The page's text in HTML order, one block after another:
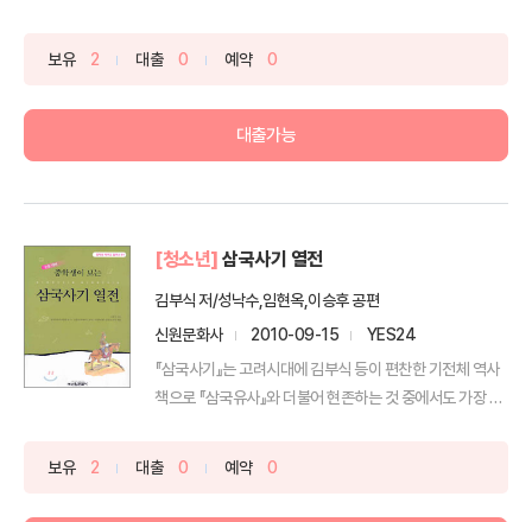
보유 2 대출 0 예약 0
대출가능
[청소년] 삼국사기 열전
김부식 저/성낙수,임현옥,이승후 공편
신원문화사
2010-09-15
YES24
『삼국사기』는 고려시대에 김부식 등이 편찬한 기전체 역사
책으로 『삼국유사』와 더불어 현존하는 것 중에서도 가장 오
보유 2 대출 0 예약 0